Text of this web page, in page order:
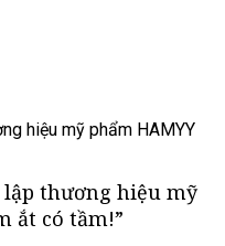
hiệu mỹ phẩm HAMYY
lập thương hiệu mỹ
ắt có tầm!”